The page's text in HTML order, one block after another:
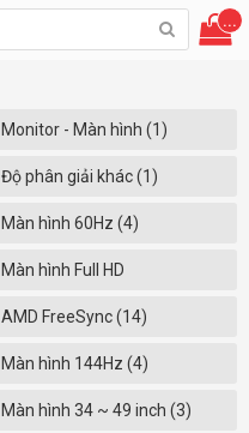
...
Monitor - Màn hình (1)
Độ phân giải khác (1)
Màn hình 60Hz (4)
Màn hình Full HD
(1920x1080) (27)
AMD FreeSync (14)
Màn hình 144Hz (4)
Màn hình 34 ~ 49 inch (3)